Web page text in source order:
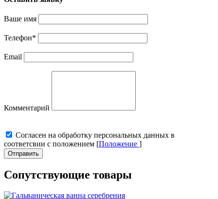
Ваше имя
Телефон*
Email
Комментарий
Cогласен на обработку персональных данных в
соответсвии с положением [Положение ]
Отправить
Сопутствующие товары